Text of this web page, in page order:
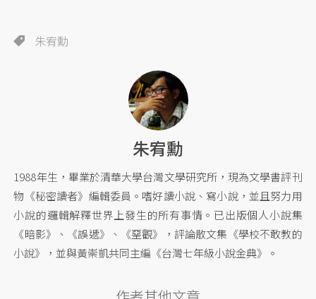
朱宥勳
朱宥勳
1988年生，畢業於清華大學台灣文學研究所，現為文學書評刊
物《秘密讀者》編輯委員。嗜好讀小說、寫小說，並且努力用
小說的邏輯解釋世界上發生的所有事情。已出版個人小說集
《暗影》、《誤遞》、《堊觀》，評論散文集《學校不敢教的
小說》，並與黃崇凱共同主編《台灣七年級小說金典》。